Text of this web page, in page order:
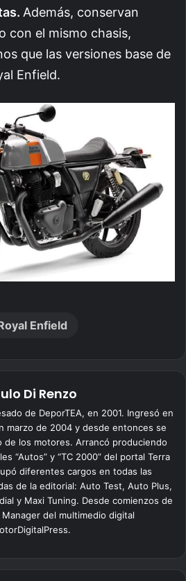
Además, conservan
con el mismo chasis,
que las versiones base de
Enfield.
Enfield
Di Renzo
de DeporTEA, en 2001. Ingresó en
marzo de 2004 y desde entonces se
de los motores. Arrancó produciendo
“Autos” y “TC 2000” del portal Terra
diferentes cargos en todas las
de la editorial: Auto Test, Auto Plus,
y Maxi Tuning. Desde comienzos de
del multimedio digital